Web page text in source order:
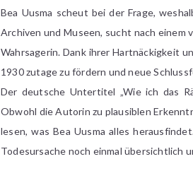
Bea Uusma scheut bei der Frage,
Archiven und Museen, sucht nach
Wahrsagerin. Dank ihrer Hartnäckigkeit
1930 zutage zu fördern und neue
Der deutsche Untertitel „Wie ich das
Obwohl die Autorin zu plausiblen
lesen, was Bea Uusma alles
Todesursache noch einmal übersichtlich